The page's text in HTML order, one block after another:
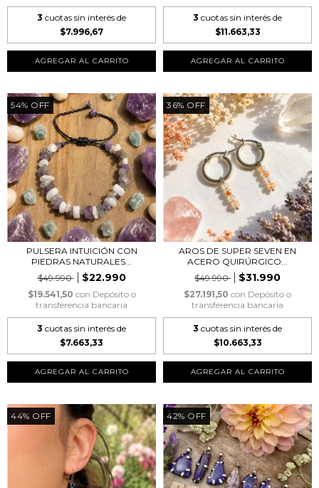
3 cuotas sin interés de
$7.996,67
3 cuotas sin interés de
$11.663,33
AGREGAR AL CARRITO
54% OFF
PULSERA INTUICIÓN CON
PIEDRAS NATURALES...
$49.990
$22.990
$19.541,50 con Depósito o
transferencia bancaria
3 cuotas sin interés de
$7.663,33
36% OFF
AROS DE SUPER SEVEN EN
ACERO QUIRÚRGICO...
$49.990
$31.990
$27.191,50 con Depósito o
transferencia bancaria
3 cuotas sin interés de
$10.663,33
44% OFF 42% OFF